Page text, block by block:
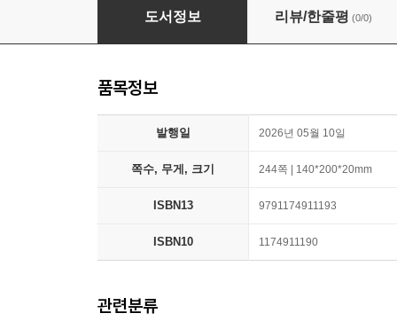
눈썹문신 마스터 북 Master Book
도서정보 리뷰/한줄평 (0/0)
품목정보
발행일 2026년 05월 10일
쪽수, 무게, 크기 244쪽 | 140*200*20mm
ISBN13 9791174911193
ISBN10 1174911190
관련분류